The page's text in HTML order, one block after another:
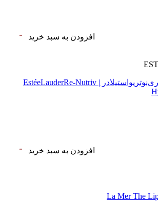
افزودن به سبد خرید
فوم شوینده آبرسان ری‌نوتریواستیلادر | EstéeLauderRe-Nutriv
افزودن به سبد خرید